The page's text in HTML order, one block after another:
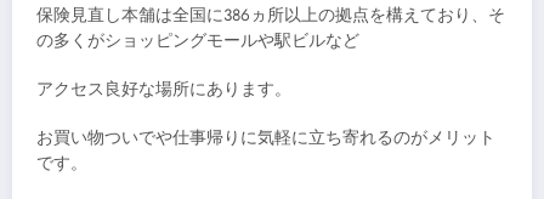
保険見直し本舗は全国に386ヵ所以上の拠点を構えており、そ
の多くがショッピングモールや駅ビルなど
アクセス良好な場所にあります。
お買い物ついでや仕事帰りに気軽に立ち寄れるのがメリット
です。